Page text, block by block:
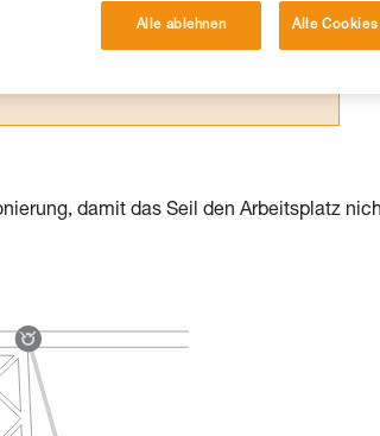
der Lage sind, den Vorgang
Möglicherweise gibt es
damit das Seil den Arbeitsplatz
Alle ablehnen Alle